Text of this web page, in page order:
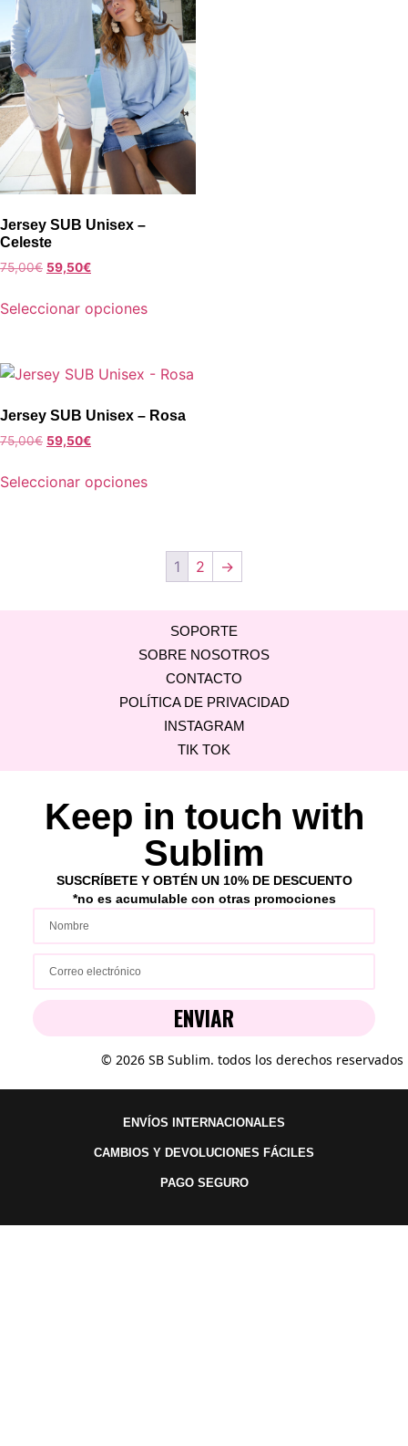
Jersey SUB Unisex –
Celeste
75,00€ 59,50€
Seleccionar opciones
Jersey SUB Unisex – Rosa
75,00€ 59,50€
Seleccionar opciones
1 2 →
SOPORTE
SOBRE NOSOTROS
CONTACTO
POLÍTICA DE PRIVACIDAD
INSTAGRAM
TIK TOK
Keep in touch with
Sublim
SUSCRÍBETE Y OBTÉN UN 10% DE DESCUENTO
*no es acumulable con otras promociones
ENVIAR
© 2026 SB Sublim. todos los derechos reservados
ENVÍOS INTERNACIONALES
CAMBIOS Y DEVOLUCIONES FÁCILES
PAGO SEGURO